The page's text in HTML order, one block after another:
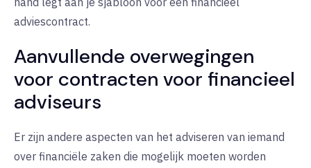
adviescontract.
Aanvullende overwegingen
voor contracten voor financieel
adviseurs
Er zijn andere aspecten van het adviseren van iemand
over financiële zaken die mogelijk moeten worden